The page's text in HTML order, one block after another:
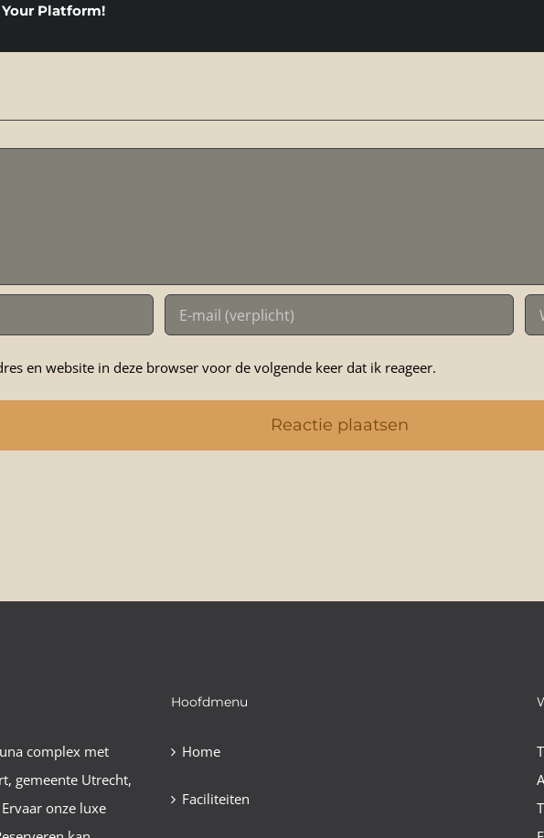
Your Platform!
en website in deze browser voor de volgende keer dat ik reageer.
complex met
gemeente Utrecht,
onze luxe
Hoofdmenu
Home
Faciliteiten